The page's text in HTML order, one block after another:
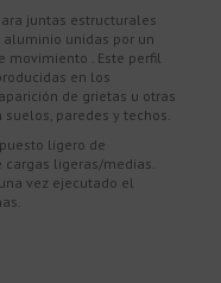
juntas estructurales
unidas por un
movimiento . Este perfil
en los
de grietas u otras
paredes y techos.
ligero de
ligeras/medias.
vez ejecutado el